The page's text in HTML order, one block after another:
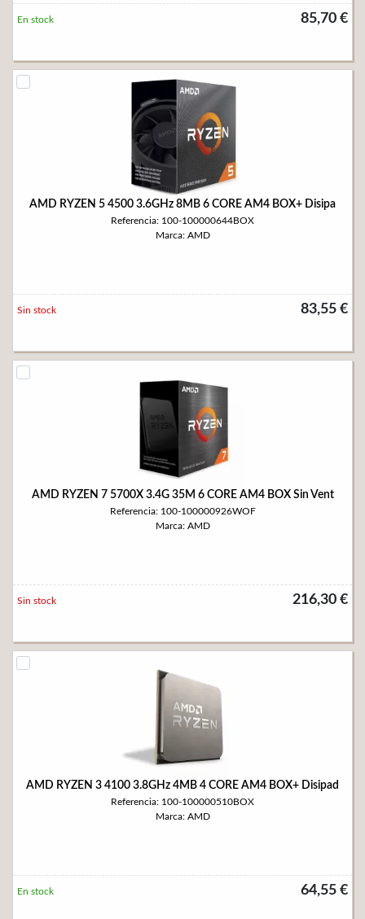
85,70 €
En stock
AMD RYZEN 5 4500 3.6GHz 8MB 6 CORE AM4 BOX+ Disipa
Referencia: 100-100000644BOX
Marca: AMD
83,55 €
Sin stock
AMD RYZEN 7 5700X 3.4G 35M 6 CORE AM4 BOX Sin Vent
Referencia: 100-100000926WOF
Marca: AMD
216,30 €
Sin stock
AMD RYZEN 3 4100 3.8GHz 4MB 4 CORE AM4 BOX+ Disipad
Referencia: 100-100000510BOX
Marca: AMD
64,55 €
En stock